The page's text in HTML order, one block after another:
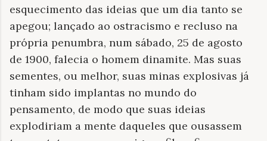
esquecimento das ideias que um dia tanto se
apegou; lançado ao ostracismo e recluso na
própria penumbra, num sábado, 25 de agosto
de 1900, falecia o homem dinamite. Mas suas
sementes, ou melhor, suas minas explosivas já
tinham sido implantas no mundo do
pensamento, de modo que suas ideias
explodiriam a mente daqueles que ousassem